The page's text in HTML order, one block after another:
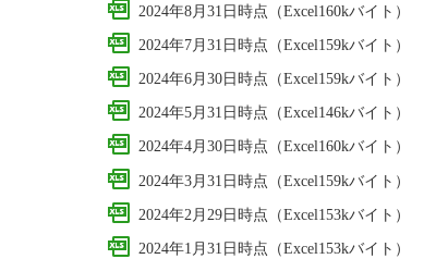
2024年8月31日時点（Excel160kバイト）
2024年7月31日時点（Excel159kバイト）
2024年6月30日時点（Excel159kバイト）
2024年5月31日時点（Excel146kバイト）
2024年4月30日時点（Excel160kバイト）
2024年3月31日時点（Excel159kバイト）
2024年2月29日時点（Excel153kバイト）
2024年1月31日時点（Excel153kバイト）